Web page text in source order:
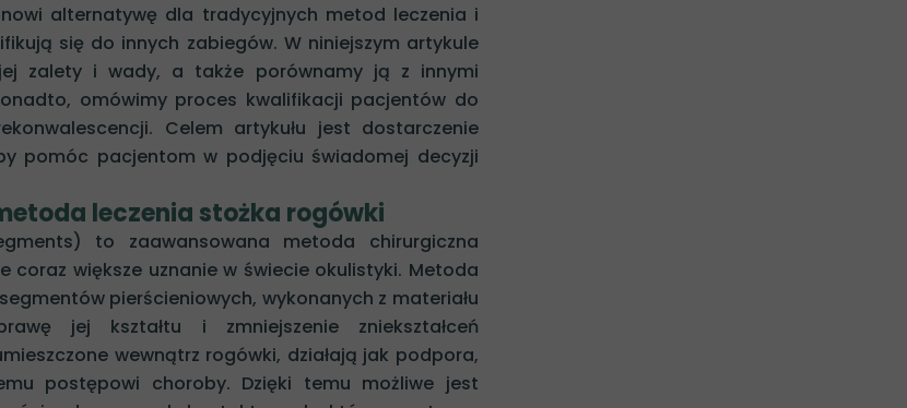
alternatywę dla tradycyjnych metod leczenia i
się do innych zabiegów. W niniejszym artykule
zalety i wady, a także porównamy ją z innymi
omówimy proces kwalifikacji pacjentów do
Celem artykułu jest dostarczenie
pomóc pacjentom w podjęciu świadomej decyzji
leczenia stożka rogówki
to zaawansowana metoda chirurgiczna
większe uznanie w świecie okulistyki. Metoda
pierścieniowych, wykonanych z materiału
jej kształtu i zmniejszenie zniekształceń
wewnątrz rogówki, działają jak podpora,
postępowi choroby. Dzięki temu możliwe jest